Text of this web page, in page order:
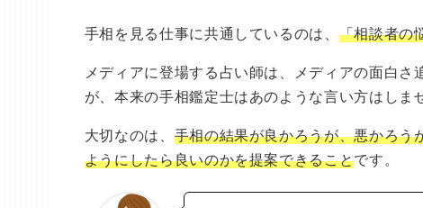
手相を見る仕事に共通しているのは、 「相談者の
メディアに登場する占い師は、メディアの面白
が、本来の手相鑑定士はあのような言い方はしま
大切なのは、 手相の結果が良かろうが、悪かろう
ようにしたら良いのかを提案できることです。